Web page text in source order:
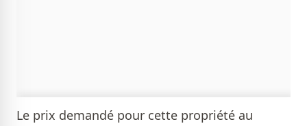
Le prix demandé pour cette propriété au